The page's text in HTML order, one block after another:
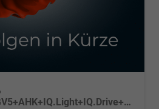
R-Line 150PS DSG GV5+AHK+IQ.Light+IQ.Drive+ACC+Kamera+Black+Kessy+Sitzheiz